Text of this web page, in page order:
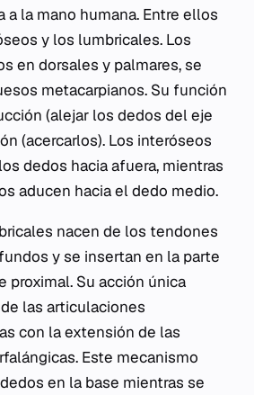
a la mano humana. Entre ellos
y los lumbricales. Los
en dorsales y palmares, se
metacarpianos. Su función
(alejar los dedos del eje
(acercarlos). Los interóseos
dedos hacia afuera, mientras
aducen hacia el dedo medio.
nacen de los tendones
y se insertan en la parte
proximal. Su acción única
las articulaciones
con la extensión de las
Este mecanismo
en la base mientras se